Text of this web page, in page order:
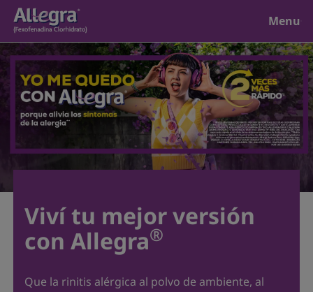
Menu
Close
Inicio
Productos
Entendiendo las alergias
Nuestros valores
Viví tu mejor versión
con Allegra®
Que la rinitis alérgica al polvo de ambiente, al